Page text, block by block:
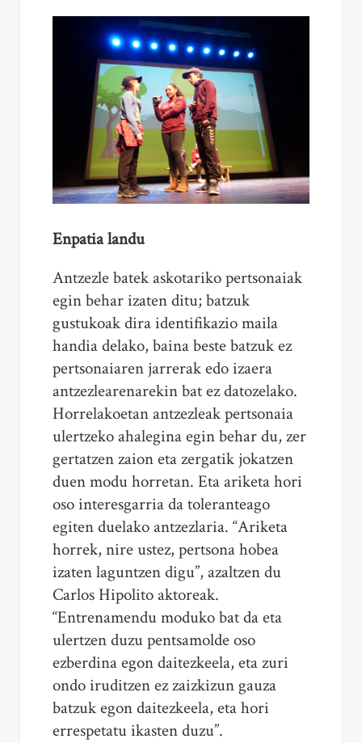
Enpatia landu
Antzezle batek askotariko pertsonaiak
egin behar izaten ditu; batzuk
gustukoak dira identifikazio maila
handia delako, baina beste batzuk ez
pertsonaiaren jarrerak edo izaera
antzezlearenarekin bat ez datozelako.
Horrelakoetan antzezleak pertsonaia
ulertzeko ahalegina egin behar du, zer
gertatzen zaion eta zergatik jokatzen
duen modu horretan. Eta ariketa hori
oso interesgarria da toleranteago
egiten duelako antzezlaria. “Ariketa
horrek, nire ustez, pertsona hobea
izaten laguntzen digu”, azaltzen du
Carlos Hipolito aktoreak.
“Entrenamendu moduko bat da eta
ulertzen duzu pentsamolde oso
ezberdina egon daitezkeela, eta zuri
ondo iruditzen ez zaizkizun gauza
batzuk egon daitezkeela, eta hori
errespetatu ikasten duzu”.